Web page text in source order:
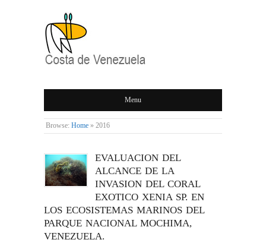
COSTA DE
VENEZUELA
Menu
Browse: Home » 2016
EVALUACION DEL
ALCANCE DE LA
INVASION DEL CORAL
EXOTICO XENIA SP. EN
LOS ECOSISTEMAS MARINOS DEL
PARQUE NACIONAL MOCHIMA,
VENEZUELA.